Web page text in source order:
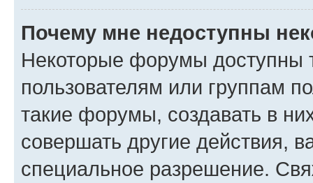
Почему мне недоступны
Некоторые форумы доступны
пользователям или группам
такие форумы, создавать в
совершать другие действия,
специальное разрешение.